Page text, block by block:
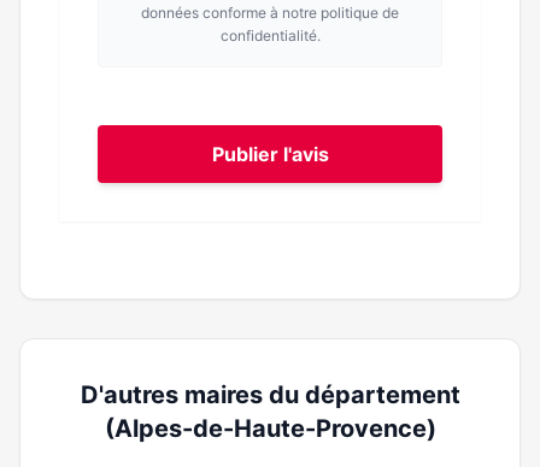
données conforme à notre politique de
confidentialité.
Publier l'avis
D'autres maires du département
(Alpes-de-Haute-Provence)